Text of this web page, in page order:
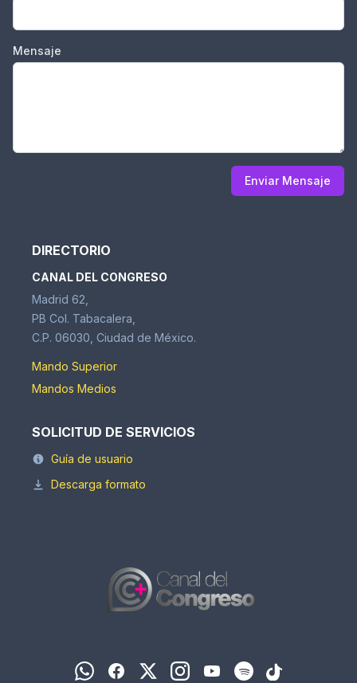
Mensaje
Enviar Mensaje
DIRECTORIO
CANAL DEL CONGRESO
Madrid 62,
PB Col. Tabacalera,
C.P. 06030, Ciudad de México.
Mando Superior
Mandos Medios
SOLICITUD DE SERVICIOS
Guía de usuario
Descarga formato
WhatsAppFacebook
X InstagramYouTubeSpotifyTikTok